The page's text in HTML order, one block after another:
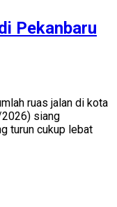
Pekanbaru
ruas jalan di kota
siang
turun cukup lebat